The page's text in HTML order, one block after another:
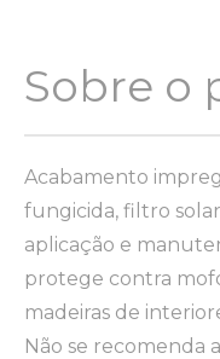
Sobre o
Acabamento
fungicida, filtro
aplicação e
protege contra
madeiras de
Não se recomenda